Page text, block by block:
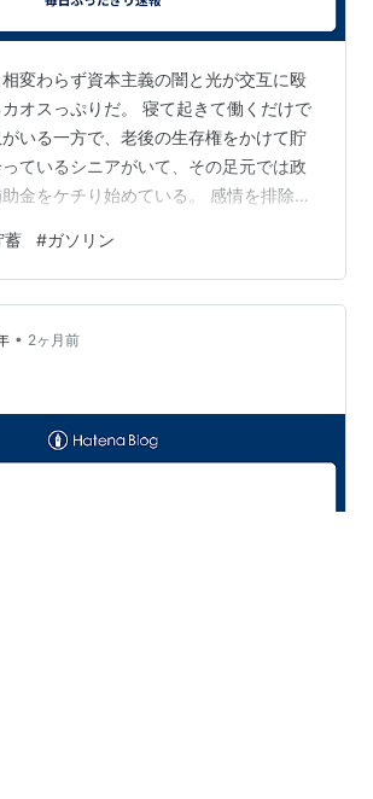
変わらず資本主義の闇と光が交互に殴
オスっぷりだ。 寝て起きて働くだけで
いる一方で、老後の生存権をかけて貯
ているシニアがいて、その足元では政
金をケチり始めている。 感情を排除し
大でストップ高1万円超えへ 【結論】AI
需の電線バブルが止まらない。 東証が
）の制限値幅を4倍に拡大することを発
って、明日23日のストップ高水準は一
ることになる。 ただの電線御三家の一角
蓄 #ガソリン
• 2ヶ月前